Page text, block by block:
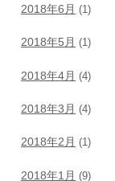
2018年6月 (1)
2018年5月 (1)
2018年4月 (4)
2018年3月 (4)
2018年2月 (1)
2018年1月 (9)